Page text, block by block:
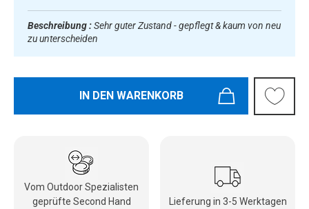
Beschreibung :Sehr guter Zustand - gepflegt & kaum von neu
zu unterscheiden
IN DEN WARENKORB
Vom Outdoor Spezialisten
geprüfte Second Hand
Lieferung in 3-5 Werktagen